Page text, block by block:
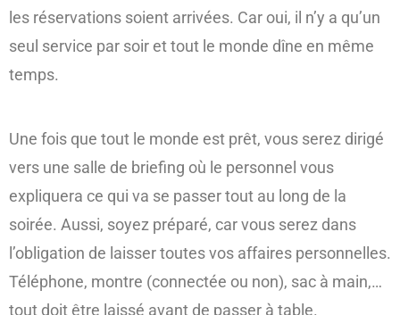
les réservations soient arrivées. Car oui, il n’y a qu’un
seul service par soir et tout le monde dîne en même
temps.
Une fois que tout le monde est prêt, vous serez dirigé
vers une salle de briefing où le personnel vous
expliquera ce qui va se passer tout au long de la
soirée. Aussi, soyez préparé, car vous serez dans
l’obligation de laisser toutes vos affaires personnelles.
Téléphone, montre (connectée ou non), sac à main,…
tout doit être laissé avant de passer à table.